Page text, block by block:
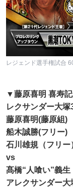
レジェンド選手権試合
▼藤原喜明 喜寿
レクサンダー大
藤原喜明(藤原組)
船木誠勝(フリー)
石川雄規（フリー
vs
髙橋“人喰い”義生
アレクサンダー大